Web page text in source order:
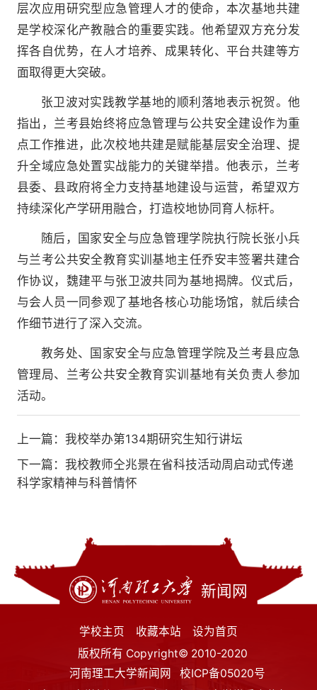
层次应用研究型应急管理人才的使命，本次基地共建
是学校深化产教融合的重要实践。他希望双方充分发
挥各自优势，在人才培养、成果转化、平台共建等方
面取得更大突破。
张卫波对实践教学基地的顺利落地表示祝贺。他
指出，兰考县始终将应急管理与公共安全建设作为重
点工作推进，此次校地共建是赋能基层安全治理、提
升全域应急处置实战能力的关键举措。他表示，兰考
县委、县政府将全力支持基地建设与运营，希望双方
持续深化产学研用融合，打造校地协同育人标杆。
随后，国家安全与应急管理学院执行院长张小兵
与兰考公共安全教育实训基地主任乔安丰签署共建合
作协议，魏建平与张卫波共同为基地揭牌。仪式后，
与会人员一同参观了基地各核心功能场馆，就后续合
作细节进行了深入交流。
教务处、国家安全与应急管理学院及兰考县应急
管理局、兰考公共安全教育实训基地有关负责人参加
活动。
上一篇： 我校举办第134期研究生知行讲坛
下一篇： 我校教师仝兆景在省科技活动周启动式传递
科学家精神与科普情怀
新闻网
学校主页 收藏本站
设为首页
版权所有 Copyright© 2010-2020
河南理工大学新闻网
校ICP备05020号